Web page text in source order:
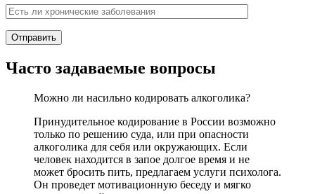
Часто задаваемые вопросы
Можно ли насильно кодировать алкоголика?
Принудительное кодирование в России возможно
только по решению суда, или при опасности
алкоголика для себя или окружающих. Если
человек находится в запое долгое время и не
может бросить пить, предлагаем услуги психолога.
Он проведет мотивационную беседу и мягко